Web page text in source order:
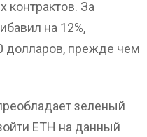
контрактов. За
на 12%,
долларов, прежде чем
зеленый
EТН на данный